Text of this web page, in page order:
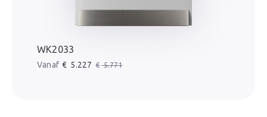
WK2033
€ 5.771
Oorspronkelijke prijs was: € 5.771.
€ 5.227
Huidige prijs is: € 5.227.